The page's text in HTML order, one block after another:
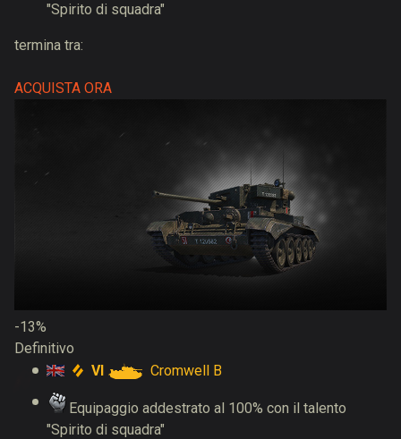
"Spirito di squadra"
termina tra:
ACQUISTA ORA
-13%
Definitivo
VI
Cromwell B
Equipaggio addestrato al 100% con il talento
"Spirito di squadra"